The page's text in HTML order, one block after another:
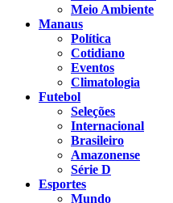
Meio Ambiente
Manaus
Política
Cotidiano
Eventos
Climatologia
Futebol
Seleções
Internacional
Brasileiro
Amazonense
Série D
Esportes
Mundo